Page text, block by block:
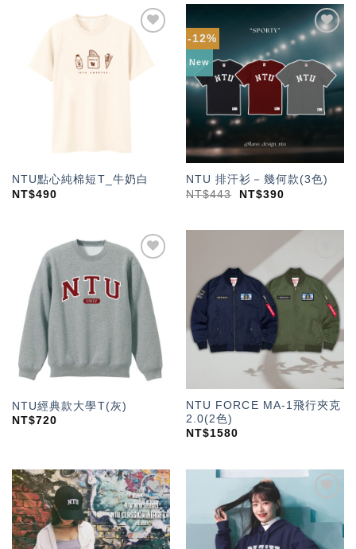
望輕
NTU點心純棉短T_牛奶白
NT$490
-12%
New
望輕
單」
NTU 排汗衫－幾何款(3色)
NT$443 NT$390
加入
「願
望輕
單」
NTU經典款大學T(灰)
NT$720
加入
「願
望輕
單」
NTU FORCE MA-1飛行夾克
2.0(2色)
NT$1580
加入
「願
望輕
單」
加入
「願
單」